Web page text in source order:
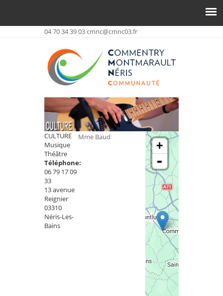
04 70 34 39 03cmnc@cmnc03.fr
CULTURE
Musique
Théâtre
Téléphone:
06 79 17 09
33
13 avenue
Reignier
03310
Néris-Les-
Bains
Mme Baud
+
-